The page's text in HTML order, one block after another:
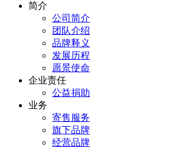
简介
公司简介
团队介绍
品牌释义
发展历程
愿景使命
企业责任
公益捐助
业务
寄售服务
旗下品牌
经营品牌